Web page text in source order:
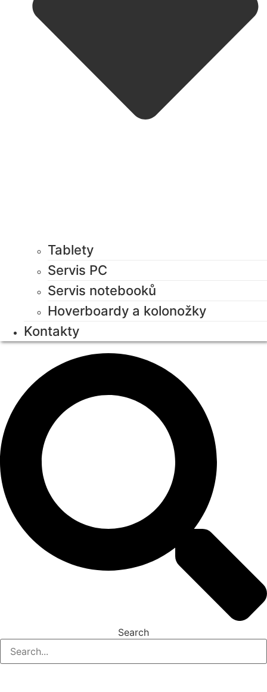
Tablety
Servis PC
Servis notebooků
Hoverboardy a kolonožky
Kontakty
Search